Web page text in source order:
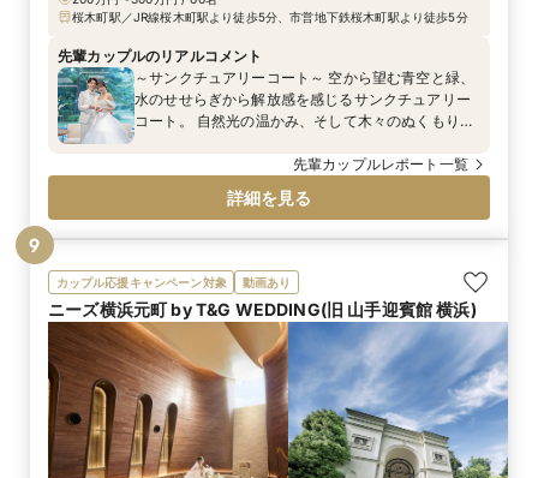
桜木町駅／JR線桜木町駅より徒歩5分、市営地下鉄桜木町駅より徒歩5分
先輩カップルのリアルコメント
～サンクチュアリーコート～ 空から望む青空と緑、
水のせせらぎから解放感を感じるサンクチュアリー
コート。 自然光の温かみ、そして木々のぬくもりか
チャペルです。おふたりらしい優しさ溢れる結婚式
先輩カップルレポート一覧
詳細を見る
カップル応援キャンペーン対象 動画あり
ニーズ横浜元町 by T&G WEDDING(旧 山手迎賓館 横浜)
9